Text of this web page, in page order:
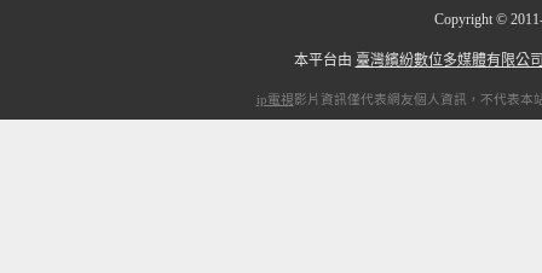
Copyright ©
本平台由 臺灣繽紛數位多媒體有限公
ip電視影片資訊僅代表網友個人資訊，不代表本